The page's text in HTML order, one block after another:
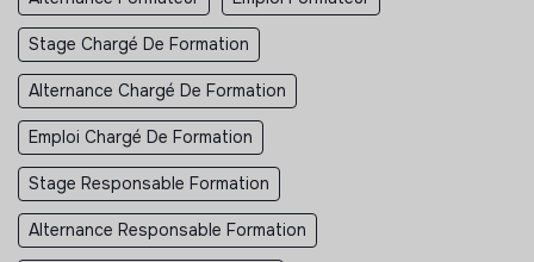
Stage Chargé De Formation
Alternance Chargé De Formation
Emploi Chargé De Formation
Stage Responsable Formation
Alternance Responsable Formation